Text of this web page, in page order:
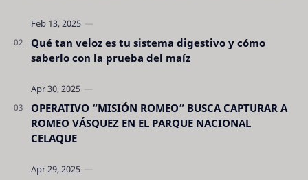
Qué tan veloz es tu sistema digestivo y cómo
saberlo con la prueba del maíz
OPERATIVO “MISIÓN ROMEO” BUSCA CAPTURAR A
ROMEO VÁSQUEZ EN EL PARQUE NACIONAL
CELAQUE